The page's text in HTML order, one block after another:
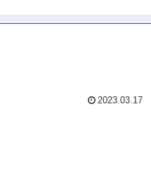
2023.03.17